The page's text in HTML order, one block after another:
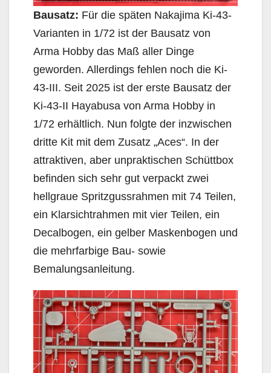
Bausatz: Für die späten Nakajima Ki-43-
Varianten in 1/72 ist der Bausatz von
Arma Hobby das Maß aller Dinge
geworden. Allerdings fehlen noch die Ki-
43-III. Seit 2025 ist der erste Bausatz der
Ki-43-II Hayabusa von Arma Hobby in
1/72 erhältlich. Nun folgte der inzwischen
dritte Kit mit dem Zusatz „Aces“. In der
attraktiven, aber unpraktischen Schüttbox
befinden sich sehr gut verpackt zwei
hellgraue Spritzgussrahmen mit 74 Teilen,
ein Klarsichtrahmen mit vier Teilen, ein
Decalbogen, ein gelber Maskenbogen und
die mehrfarbige Bau- sowie
Bemalungsanleitung.